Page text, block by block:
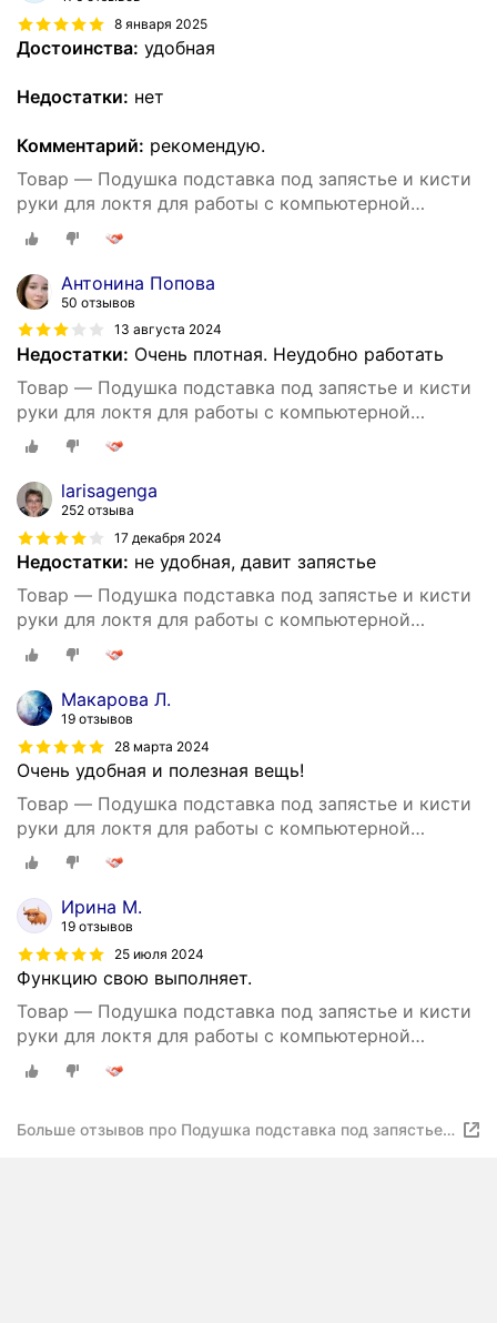
8 января 2025
Достоинства: удобная
Недостатки: нет
Комментарий: рекомендую.
Товар — Подушка подставка под запястье и кисти
руки для локтя для работы с компьютерной
мышью
Антонина Попова
50 отзывов
13 августа 2024
Недостатки: Очень плотная. Неудобно работать
Товар — Подушка подставка под запястье и кисти
руки для локтя для работы с компьютерной
мышью
larisagenga
252 отзыва
17 декабря 2024
Недостатки: не удобная, давит запястье
Товар — Подушка подставка под запястье и кисти
руки для локтя для работы с компьютерной
мышью
Макарова Л.
19 отзывов
28 марта 2024
Очень удобная и полезная вещь!
Товар — Подушка подставка под запястье и кисти
руки для локтя для работы с компьютерной
мышью
Ирина М.
19 отзывов
25 июля 2024
Функцию свою выполняет.
Товар — Подушка подставка под запястье и кисти
руки для локтя для работы с компьютерной
мышью
Больше отзывов про Подушка подставка под запястье